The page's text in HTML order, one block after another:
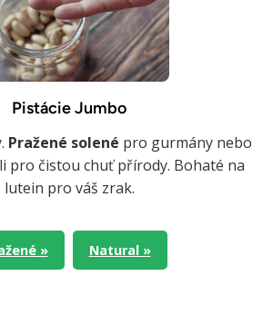
Pistácie Jumbo
Pražené solené pro gurmány nebo
pro čistou chuť přírody. Bohaté na
lutein pro váš zrak.
» Natural »